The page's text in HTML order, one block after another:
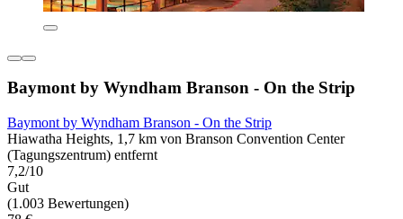
Baymont by Wyndham Branson - On the Strip
Baymont by Wyndham Branson - On the Strip
Hiawatha Heights, 1,7 km von Branson Convention Center
(Tagungszentrum) entfernt
7,2/10
Gut
(1.003 Bewertungen)